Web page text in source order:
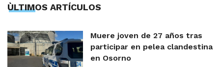
ÙLTIMOS ARTÍCULOS
Muere joven de 27 años tras
participar en pelea clandestina
en Osorno